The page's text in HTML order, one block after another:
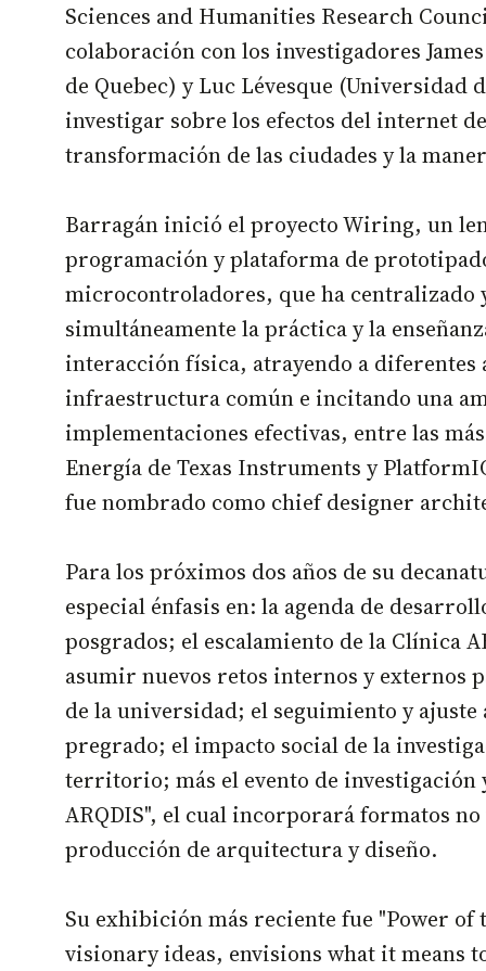
Sciences and Humanities Research
colaboración con los investigadores
de Quebec) y Luc Lévesque (Universidad
investigar sobre los efectos del internet
transformación de las ciudades y la
Barragán inició el proyecto Wiring, un
programación y plataforma de
microcontroladores, que ha centralizado
simultáneamente la práctica y la
interacción física, atrayendo a diferentes
infraestructura común e incitando una
implementaciones efectivas, entre las
Energía de Texas Instruments y
fue nombrado como chief designer
Para los próximos dos años de su
especial énfasis en: la agenda de
posgrados; el escalamiento de la Clínica
asumir nuevos retos internos y externos
de la universidad; el seguimiento y ajuste
pregrado; el impacto social de la
territorio; más el evento de investigación
ARQDIS", el cual incorporará formatos
producción de arquitectura y diseño.
Su exhibición más reciente fue "Power of
visionary ideas, envisions what it means